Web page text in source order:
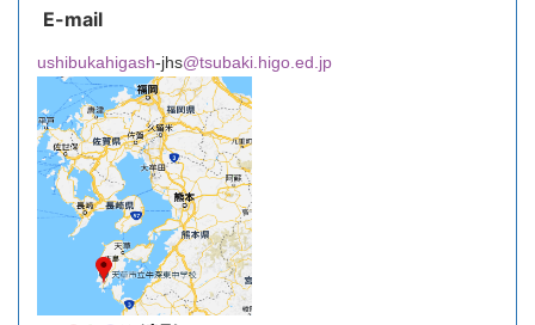
E-mail
ushibukahigash-jhs@tsubaki.higo.ed.jp